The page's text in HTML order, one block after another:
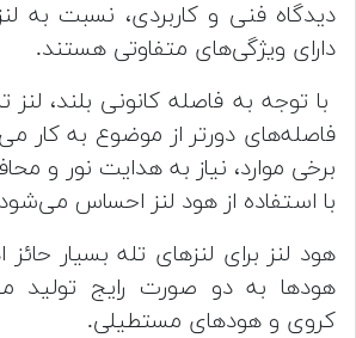
دیدگاه فنی و کاربردی، نسبت به
دارای ویژگی‌های متفاوتی هستند.
با توجه به فاصله کانونی بلند، لنز
فاصله‌های دورتر از موضوع به کار
برخی موارد، نیاز به هدایت نور و
با استفاده از هود لنز احساس
هود لنز برای لنز‌های تله بسیار
هود‌ها به دو صورت رایج تولید
کروی و هودهای مستطیلی.